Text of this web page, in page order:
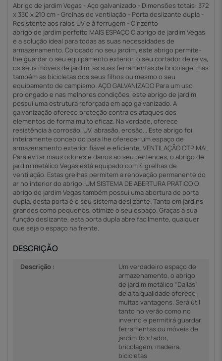
Abrigo de jardim Vegas - Aço galvanizado - Dimensões totais: 372
x 330 x 210 cm - Grelhas de ventilação - Porta deslizante dupla -
Resistente aos raios UV e à ferrugem - Cinzento
abrigo de jardim perfeito MAIS ESPAÇO O abrigo de jardim Vegas
é a solução ideal para todas as suas necessidades de
armazenamento. Colocado no seu jardim, este abrigo permite-
lhe guardar o seu equipamento exterior, o seu cortador de relva,
os seus móveis de jardim, as suas ferramentas de bricolage, mas
também as bicicletas dos seus filhos ou mesmo o seu
equipamento de campismo. AÇO GALVANIZADO Para um uso
prolongado e nas melhores condições, este abrigo de jardim
possui uma estrutura reforçada em aço galvanizado. A
galvanização oferece proteção contra os ataques dos
elementos de forma muito eficaz. Na verdade, oferece
resistência à corrosão, UV, abrasão, erosão... Este abrigo foi
inteiramente concebido para lhe oferecer um espaço de
armazenamento exterior fiável e eficiente. VENTILAÇÃO OTPIMAL
Para evitar maus odores e danos ao seu pertences, o abrigo de
jardim metálico Vegas está equipado com 4 grelhas de
ventilação. Estas grelhas permitem a renovação permanente do
ar no interior do abrigo. UM SISTEMA DE ABERTURA PRÁTICO O
abrigo de jardim Vegas também possui uma abertura de porta
dupla. desta porta é o seu sistema deslizante. Tanto em jardins
grandes como pequenos, otimize o seu espaço. Graças à sua
função deslizante, esta porta dupla abre facilmente, qualquer
que seja o espaço na frente.
DESCRIÇÃO
Descrição :
Um verdadeiro espaço de
armazenamento, o abrigo
de jardim metálico “Dallas”
de alta qualidade oferece
muitas vantagens. Será útil
tanto no verão como no
inverno e permitirá guardar
ferramentas ou móveis de
jardim (cortador,
bricolagem, madeira,
bicicletas